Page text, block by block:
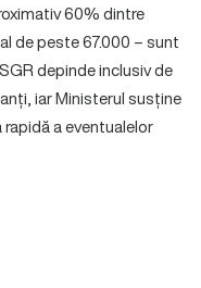
60% dintre
de peste 67.000 – sunt
depinde inclusiv de
iar Ministerul susține
a eventualelor